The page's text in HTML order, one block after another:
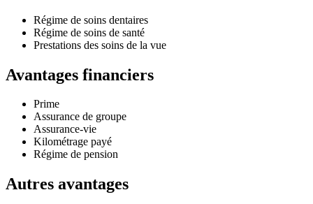
Régime de soins dentaires
Régime de soins de santé
Prestations des soins de la vue
Avantages financiers
Prime
Assurance de groupe
Assurance-vie
Kilométrage payé
Régime de pension
Autres avantages